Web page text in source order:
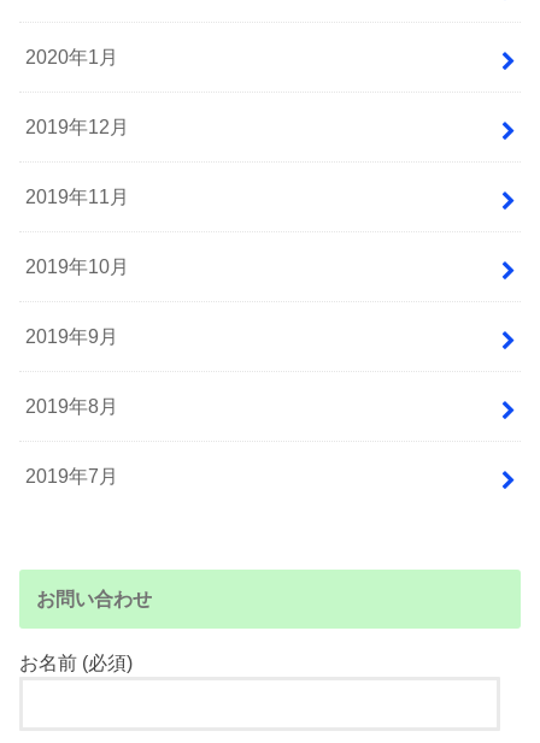
2020年1月
2019年12月
2019年11月
2019年10月
2019年9月
2019年8月
2019年7月
お問い合わせ
お名前 (必須)